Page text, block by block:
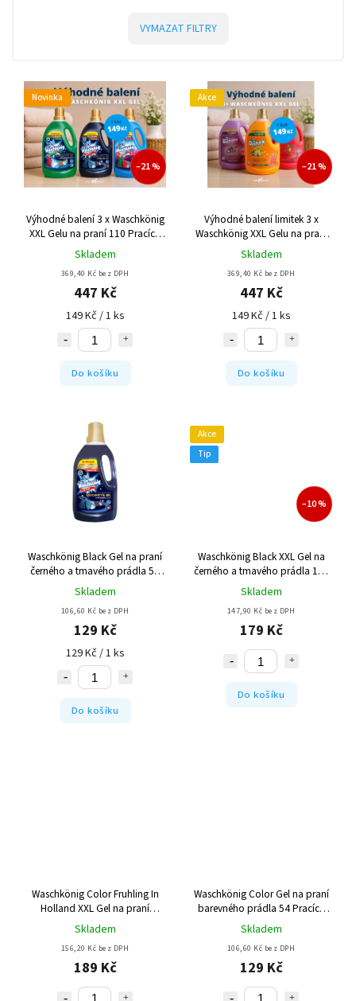
Soft 3
Spee 2
Sunil 3
Vizir 5
Wasche Meister 2
Weisser Riese 10
VYMAZAT FILTRY
Novinka
–21 %
Výhodné balení 3 x Waschkönig
XXL Gelu na praní 110 Pracích
cyklů
Skladem
369,40 Kč bez DPH
447 Kč
149 Kč / 1 ks
Do košíku
Akce
–21 %
Výhodné balení limitek 3 x
Waschkönig XXL Gelu na praní
110 Pracích cyklů
Skladem
369,40 Kč bez DPH
447 Kč
149 Kč / 1 ks
Do košíku
Waschkönig Black Gel na praní
černého a tmavého prádla 54
Pracích cyklů
Skladem
106,60 Kč bez DPH
129 Kč
129 Kč / 1 ks
Do košíku
Akce
Tip
–10 %
Waschkönig Black XXL Gel na
černého a tmavého prádla 110
Pracích cyklů
Skladem
147,90 Kč bez DPH
179 Kč
Do košíku
Waschkönig Color Fruhling In
Holland XXL Gel na praní
barevného prádla 110 Pracích
cyklů
Skladem
156,20 Kč bez DPH
189 Kč
Waschkönig Color Gel na praní
barevného prádla 54 Pracích
cyklů
Skladem
106,60 Kč bez DPH
129 Kč